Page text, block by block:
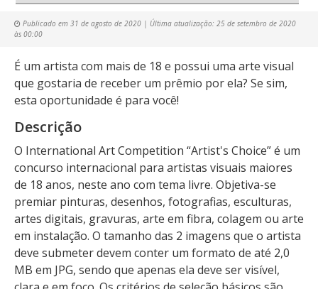
Publicado em 31 de agosto de 2020 | Última atualização: 25 de setembro de 2020
às 00:00
É um artista com mais de 18 e possui uma arte visual
que gostaria de receber um prêmio por ela? Se sim,
esta oportunidade é para você!
Descrição
O International Art Competition “Artist's Choice” é um
concurso internacional para artistas visuais maiores
de 18 anos, neste ano com tema livre. Objetiva-se
premiar pinturas, desenhos, fotografias, esculturas,
artes digitais, gravuras, arte em fibra, colagem ou arte
em instalação. O tamanho das 2 imagens que o artista
deve submeter devem conter um formato de até 2,0
MB em JPG, sendo que apenas ela deve ser visível,